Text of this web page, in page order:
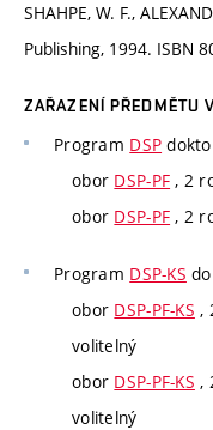
SHAHPE, W. F.,
Publishing, 1994. ISBN
ZAŘAZENÍ PŘEDMĚTU
Program DSP
obor DSP-PF , 2
obor DSP-PF , 2
Program DSP-KS
obor DSP-PF-KS ,
volitelný
obor DSP-PF-KS ,
volitelný